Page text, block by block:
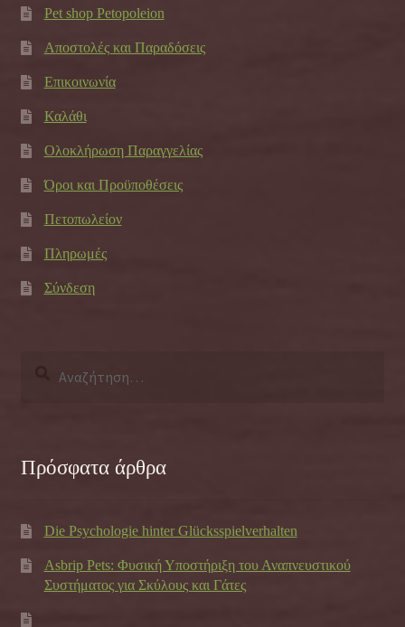
Pet shop Petopoleion
Αποστολές και Παραδόσεις
Επικοινωνία
Καλάθι
Ολοκλήρωση Παραγγελίας
Όροι και Προϋποθέσεις
Πετοπωλείον
Πληρωμές
Σύνδεση
Πρόσφατα άρθρα
Die Psychologie hinter Glücksspielverhalten
Asbrip Pets: Φυσική Υποστήριξη του Αναπνευστικού
Συστήματος για Σκύλους και Γάτες